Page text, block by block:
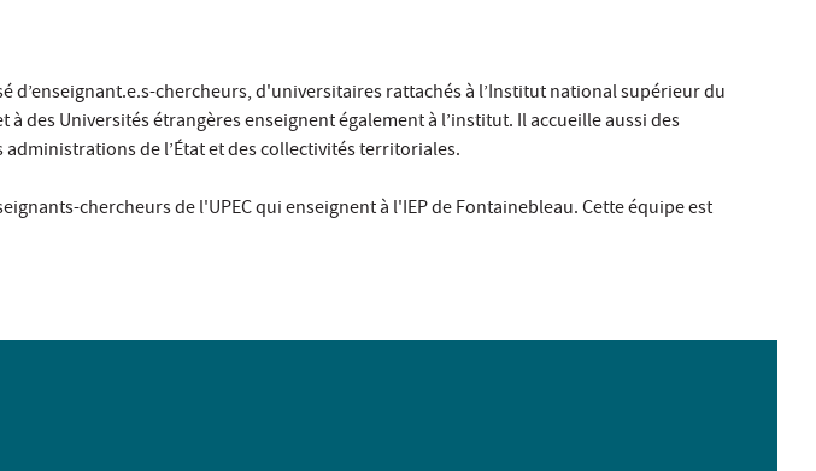
d’enseignant.e.s-chercheurs, d'universitaires rattachés à l’Institut national supérieur du
à des Universités étrangères enseignent également à l’institut. Il accueille aussi des
de l’État et des collectivités territoriales.
chercheurs de l'UPEC qui enseignent à l'IEP de Fontainebleau. Cette équipe est